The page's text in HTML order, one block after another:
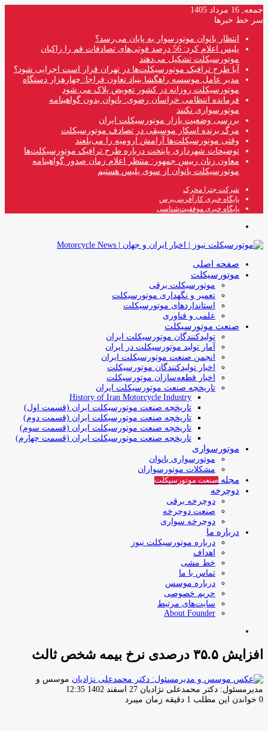
جمعه, 16 مرداد 1405
سر خط خبرها
انتظار بانوان موتورسوار به پایان می‌رسد؟
پلیس اعلام کرد: 56 درصد فوتی‌های تصادفات قم را راکبان
موتورسیکلت تشکیل می‌دهند
آیا طرح ترافیک موتورسیکلت‌ها در تهران قرار است اجرایی شود؟
مدیر عامل موسسه راهگشا بنیاد تعاون فراجا: چهارهزار دستگاه
موتورسیکلت روزانه در کشور تعویض پلاک می شود
فرمانده انتظامی خراسان رضوی: بانوان بدون گواهینامه
موتورسواری نکنند
بررسی وضعیت بازار موتورسیکلت ایران
مرگ برنده اسکار موسیقی در تصادف موتورسیکلت
وقتی موتورسیکلت‌ها آرامش ارومیه را می‌بلعند
توضیحات شهرداری پایتخت درباره طرح ترافیک موتورسیکلت‌ها
معاون زنان رییس جمهور: منتظر اعلام زمان صدور گواهینامه
موتورسیکلت بانوان از سوی پلیس هستیم
شرکت چترا محرک
پایگاه خبری کارآفرینی‌پرس
پایگاه خبری موفقیت‌شناسی
صفحه اصلی
موتورسیکلت
موتورسیکلت برقی
تعمیر و نگهداری موتورسیکلت
استانداردهای موتورسیکلت
علمی و فناوری
صنعت موتورسیکلت
تولیدکنندگان موتورسیکلت ایران
آمار تولید موتورسیکلت در ایران
انجمن صنعت موتورسیکلت ایران
اخبار تولیدکنندگان موتورسیکلت
اخبار قطعه‌سازان موتورسیکلت
تاریخچه صنعت موتورسیکلت ایران
History of Iran Motorcycle Industry
تاریخچه صنعت موتورسیکلت ایران (قسمت اول)
تاریخچه صنعت موتورسیکلت ایران (قسمت دوم)
تاریخچه صنعت موتورسیکلت ایران (قسمت سوم)
تاریخچه صنعت موتورسیکلت ایران (قسمت چهارم)
موتورسواری
موتورسواری بانوان
مشکلات موتورسواران
مجله صنعت موتورسیکلت
دوچرخه
دوچرخه برقی
صنعت دوچرخه
دوچرخه سواری
درباره ما
درباره موتورسیکلت نیوز
اهداف
خط مشی
تماس با ما
درباره موسس
حریم خصوصی
سایت‌های مرتبط
About Founder
افزایش ۳۵.۵ درصدی نرخ بیمه شخص ثالث
موسس و
مدیرمسئول: دکتر محمدعلی نژادیان ارسال
ایمیل
27 اسفند 1402 12:35
0 خواندن این مطلب 1 دقیقه زمان میبرد